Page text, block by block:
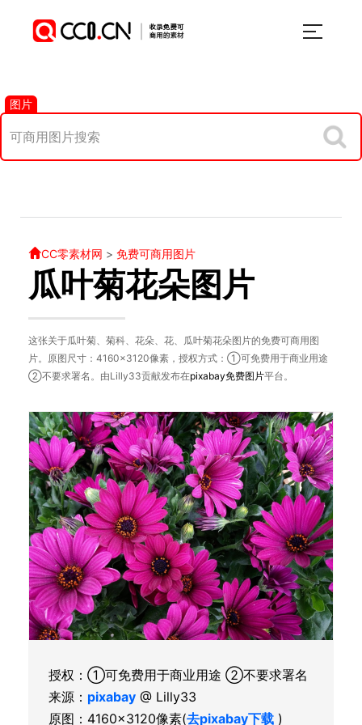
图片
CC零素材网 > 免费可商用图片
瓜叶菊花朵图片
这张关于瓜叶菊、菊科、花朵、花、瓜叶菊花朵图片的免费可商用图
片。原图尺寸：4160×3120像素，授权方式：①可免费用于商业用途
②不要求署名。由Lilly33贡献发布在pixabay免费图片平台。
授权：①可免费用于商业用途 ②不要求署名
来源： pixabay @ Lilly33
原图：4160×3120像素(去pixabay下载 )